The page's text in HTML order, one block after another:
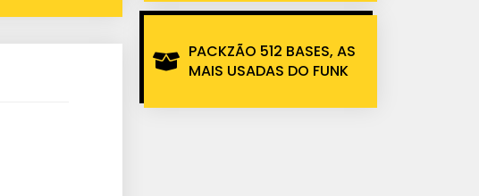
PACKZÃO 512 BASES, AS
MAIS USADAS DO FUNK